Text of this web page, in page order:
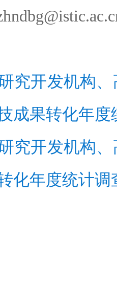
究开发机构
成果转化年
究开发机构
化年度统计调